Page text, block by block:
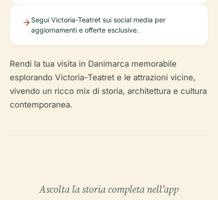
Segui Victoria-Teatret sui social media per
aggiornamenti e offerte esclusive.
Rendi la tua visita in Danimarca memorabile
esplorando Victoria-Teatret e le attrazioni vicine,
vivendo un ricco mix di storia, architettura e cultura
contemporanea.
Ascolta la storia completa nell'app